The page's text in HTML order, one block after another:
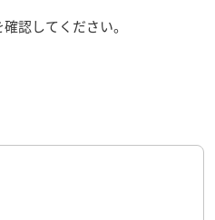
確認してください。